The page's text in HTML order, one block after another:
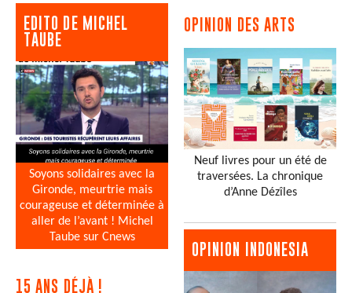
EDITO DE MICHEL
TAUBE
Soyons solidaires avec la
Gironde, meurtrie mais
courageuse et déterminée à
aller de l’avant ! Michel
Taube sur Cnews
15 ANS DÉJÀ !
OPINION DES ARTS
Neuf livres pour un été de
traversées. La chronique
d’Anne Dézîles
OPINION INDONESIA